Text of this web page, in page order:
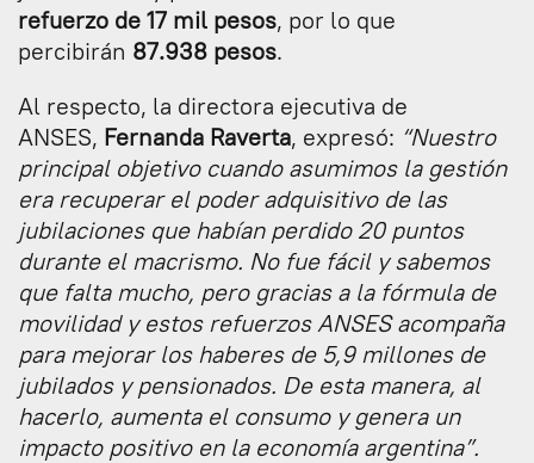
refuerzo de 17 mil pesos, por lo que
percibirán 87.938 pesos.
Al respecto, la directora ejecutiva de
ANSES, Fernanda Raverta, expresó: “Nuestro
principal objetivo cuando asumimos la gestión
era recuperar el poder adquisitivo de las
jubilaciones que habían perdido 20 puntos
durante el macrismo. No fue fácil y sabemos
que falta mucho, pero gracias a la fórmula de
movilidad y estos refuerzos ANSES acompaña
para mejorar los haberes de 5,9 millones de
jubilados y pensionados. De esta manera, al
hacerlo, aumenta el consumo y genera un
impacto positivo en la economía argentina”.